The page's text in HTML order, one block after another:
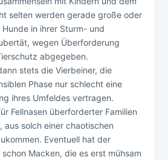
selten werden gerade große oder
in ihrer Sturm- und
wegen Überforderung
abgegeben.
stets die Vierbeiner, die
Phase nur schlecht eine
ihres Umfeldes vertragen.
Fellnasen überforderter Familien
aus solch einer chaotischen
Eventuell hat der
Macken, die es erst mühsam